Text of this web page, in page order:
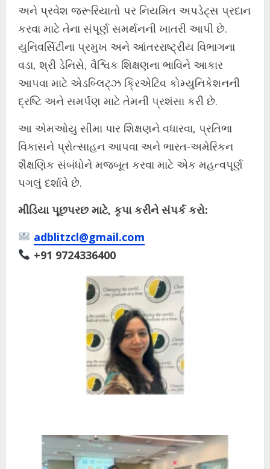
અને પ્રવેશ જરૂરિયાતો પર નિયમિત અપડેટ્સ પ્રદાન
કરવા માટે તેના સંપૂર્ણ સમર્થનની ખાતરી આપી છે.
યુનિવર્સિટીના પ્રમુખ અને આંતરરાષ્ટ્રીય વિભાગના
વડા, શ્રી ડેનિસે, વૈશ્વિક શિક્ષણના ભાવિને આકાર
આપવા માટે એડબ્લિટ્ઝ ક્રિએટિવ કોમ્યુનિકેશનની
દ્રષ્ટિ અને સમર્પણ માટે તેમની પ્રશંસા કરી છે.
આ એમઓયુ સીમા પાર શિક્ષણને વધારવા, પ્રતિભા
વિકાસને પ્રોત્સાહન આપવા અને ભારત-અમેરિકન
શૈક્ષણિક સંબંધોને મજબૂત કરવા માટે એક મહત્વપૂર્ણ
પગલું દર્શાવે છે.
મીડિયા પૂછપરછ માટે, કૃપા કરીને સંપર્ક કરો:
adblitzcl@gmail.com
+91 9724336400